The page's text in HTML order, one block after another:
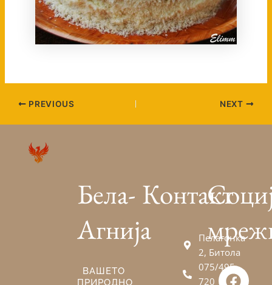
PREVIOUS NEXT
Бела-
Агнија
ВАШЕТО
ПРИРОДНО
Контакт
Пелагонка
2, Битола
075/495-
720
F
V
E